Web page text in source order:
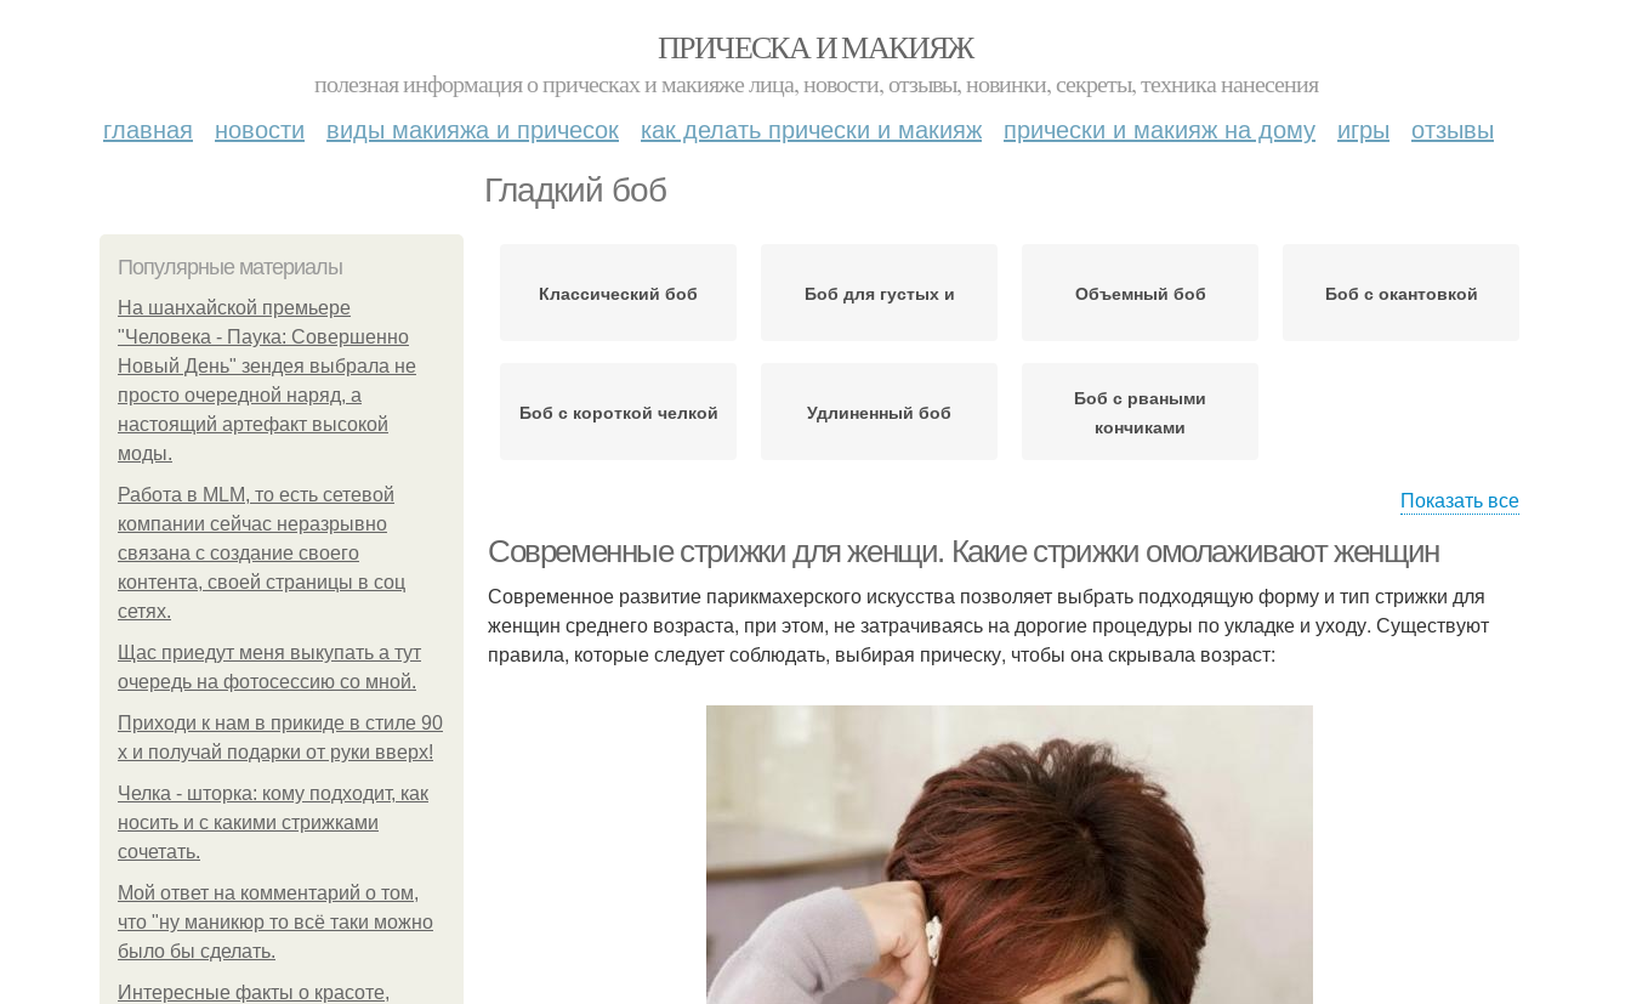
ПРИЧЕСКА И МАКИЯЖ
полезная информация о прическах и макияже лица, новости, отзывы, новинки, секреты, техника нанесения
главная новости виды макияжа и причесок как делать прически и макияж прически и макияж на дому игры отзывы
Гладкий боб
Популярные материалы
На шанхайской премьере
"Человека - Паука: Совершенно
Новый День" зендея выбрала не
просто очередной наряд, а
настоящий артефакт высокой
моды.
Работа в MLM, то есть сетевой
компании сейчас неразрывно
связана с создание своего
контента, своей страницы в соц
сетях.
Щас приедут меня выкупать а тут
очередь на фотосессию со мной.
Приходи к нам в прикиде в стиле 90
х и получай подарки от руки вверх!
Челка - шторка: кому подходит, как
носить и с какими стрижками
сочетать.
Мой ответ на комментарий о том,
что "ну маникюр то всё таки можно
было бы сделать.
Интересные факты о красоте,
Классический боб Боб для густых и Объемный боб Боб с окантовкой
Боб с короткой челкой Удлиненный боб
Боб с рваными
кончиками
Показать все
Современные стрижки для женщи. Какие стрижки омолаживают женщин
Современное развитие парикмахерского искусства позволяет выбрать подходящую форму и тип стрижки для
женщин среднего возраста, при этом, не затрачиваясь на дорогие процедуры по укладке и уходу. Существуют
правила, которые следует соблюдать, выбирая прическу, чтобы она скрывала возраст: